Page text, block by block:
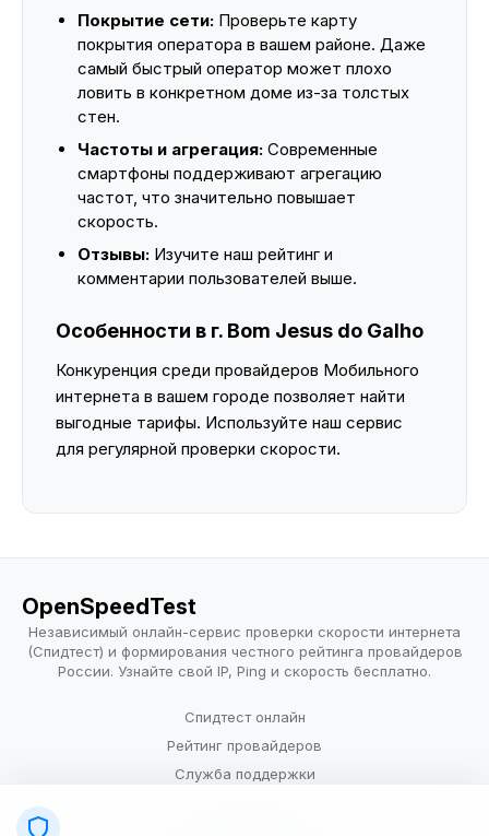
Покрытие сети: Проверьте карту
покрытия оператора в вашем районе. Даже
самый быстрый оператор может плохо
ловить в конкретном доме из-за толстых
стен.
Частоты и агрегация: Современные
смартфоны поддерживают агрегацию
частот, что значительно повышает
скорость.
Отзывы: Изучите наш рейтинг и
комментарии пользователей выше.
Особенности в г. Bom Jesus do Galho
Конкуренция среди провайдеров Мобильного
интернета в вашем городе позволяет найти
выгодные тарифы. Используйте наш сервис
для регулярной проверки скорости.
OpenSpeedTest
Независимый онлайн-сервис проверки скорости интернета
(Спидтест) и формирования честного рейтинга провайдеров
России. Узнайте свой IP, Ping и скорость бесплатно.
Спидтест онлайн
Рейтинг провайдеров
Служба поддержки